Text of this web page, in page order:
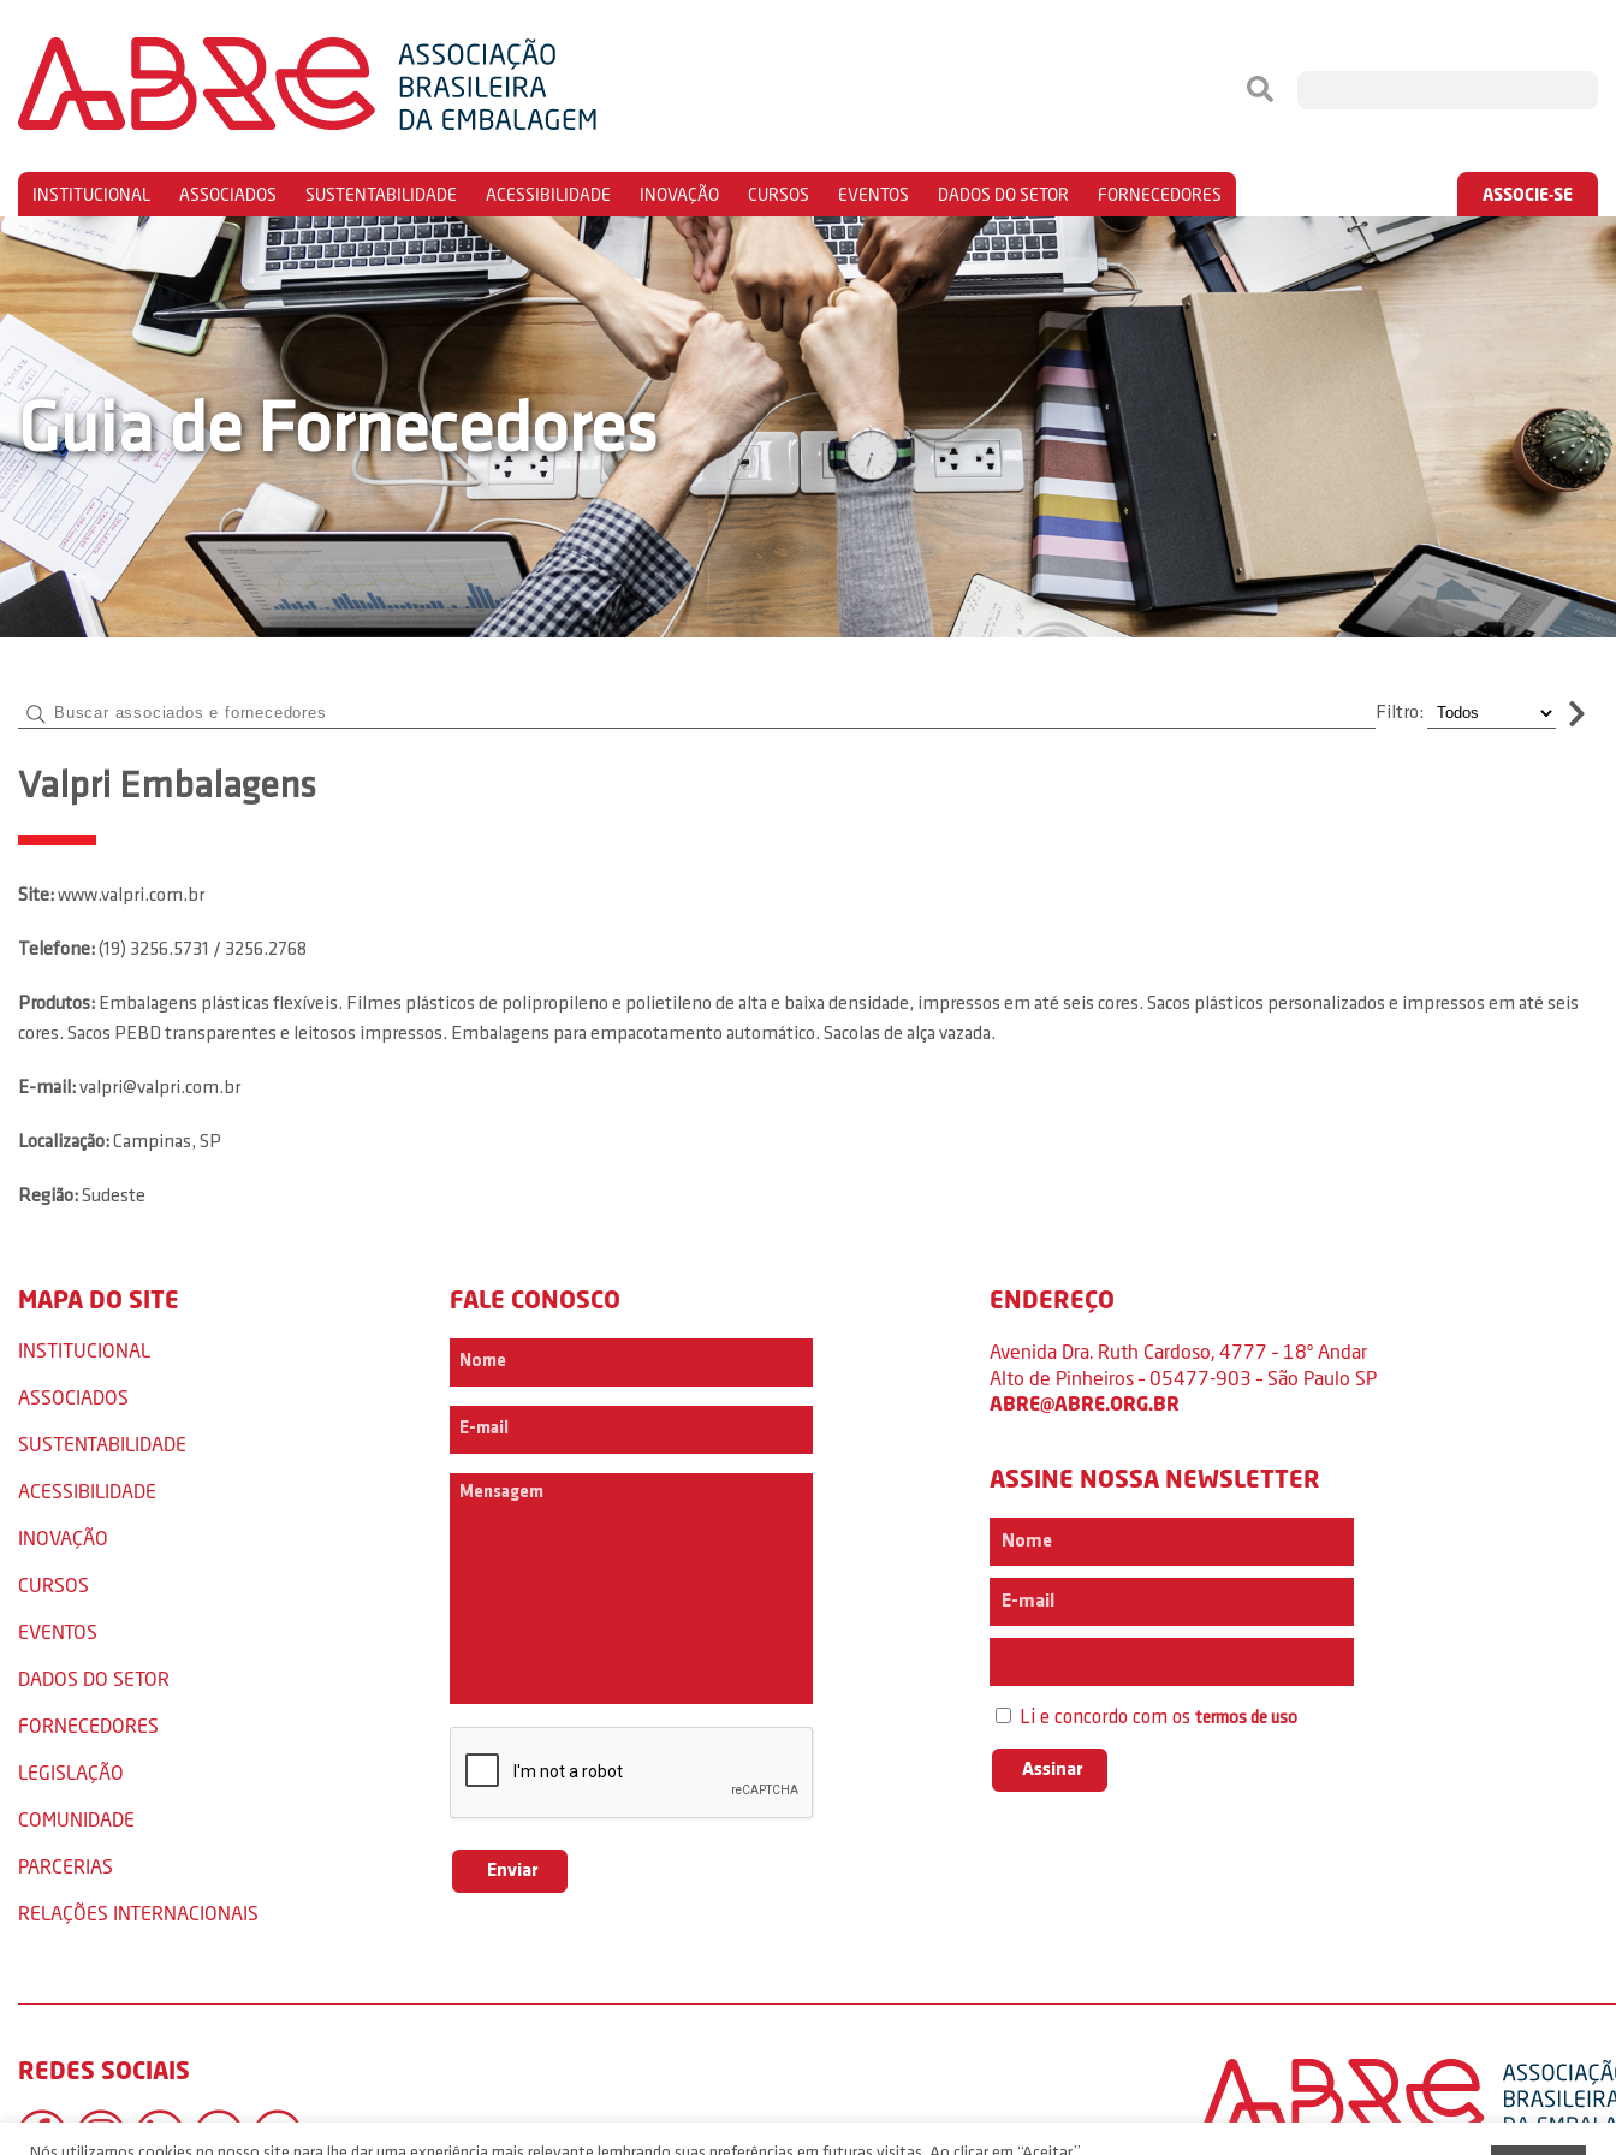
INSTITUCIONAL ASSOCIADOS SUSTENTABILIDADE ACESSIBILIDADE INOVAÇÃO CURSOS EVENTOS DADOS DO SETOR FORNECEDORES ASSOCIE-SE
Guia de Fornecedores
Filtro:
Valpri Embalagens
Site:www.valpri.com.br
Telefone:(19) 3256.5731 / 3256.2768
Produtos: Embalagens plásticas flexíveis. Filmes plásticos de polipropileno e polietileno de alta e baixa densidade, impressos em até seis cores. Sacos plásticos personalizados e impressos em até seis
cores. Sacos PEBD transparentes e leitosos impressos. Embalagens para empacotamento automático. Sacolas de alça vazada.
E-mail:valpri@valpri.com.br
Localização:Campinas, SP
Região:Sudeste
MAPA DO SITE
INSTITUCIONAL
ASSOCIADOS
SUSTENTABILIDADE
ACESSIBILIDADE
INOVAÇÃO
CURSOS
EVENTOS
DADOS DO SETOR
FORNECEDORES
LEGISLAÇÃO
COMUNIDADE
PARCERIAS
RELAÇÕES INTERNACIONAIS
FALE CONOSCO ENDEREÇO
Avenida Dra. Ruth Cardoso, 4777 – 18º Andar
Alto de Pinheiros – 05477-903 – São Paulo SP
ABRE@ABRE.ORG.BR
ASSINE NOSSA NEWSLETTER
Li e concordo com ostermos de uso
REDES SOCIAIS